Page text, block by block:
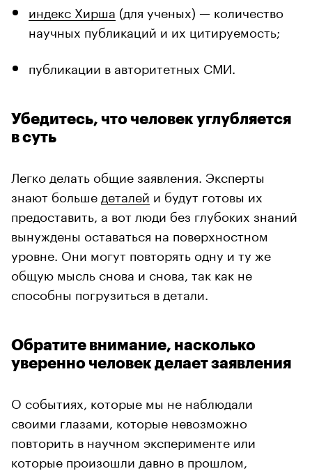
индекс Хирша (для ученых) — количество
научных публикаций и их цитируемость;
публикации в авторитетных СМИ.
Убедитесь, что человек углубляется
в суть
Легко делать общие заявления. Эксперты
знают больше деталей и будут готовы их
предоставить, а вот люди без глубоких знаний
вынуждены оставаться на поверхностном
уровне. Они могут повторять одну и ту же
общую мысль снова и снова, так как не
способны погрузиться в детали.
Обратите внимание, насколько
уверенно человек делает заявления
О событиях, которые мы не наблюдали
своими глазами, которые невозможно
повторить в научном эксперименте или
которые произошли давно в прошлом,